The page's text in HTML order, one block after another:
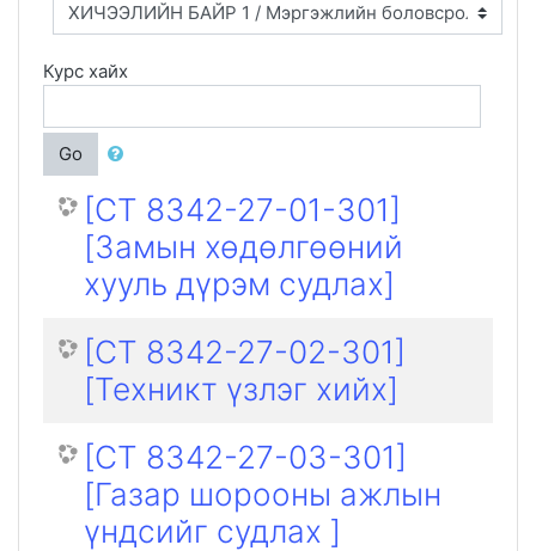
Курс хайх
Go
[CT 8342-27-01-301]
[Замын хөдөлгөөний
хууль дүрэм судлах]
[CT 8342-27-02-301]
[Техникт үзлэг хийх]
[CT 8342-27-03-301]
[Газар шорооны ажлын
үндсийг судлах ]